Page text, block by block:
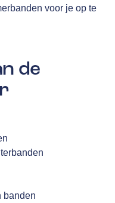
voor je op te
de
banden